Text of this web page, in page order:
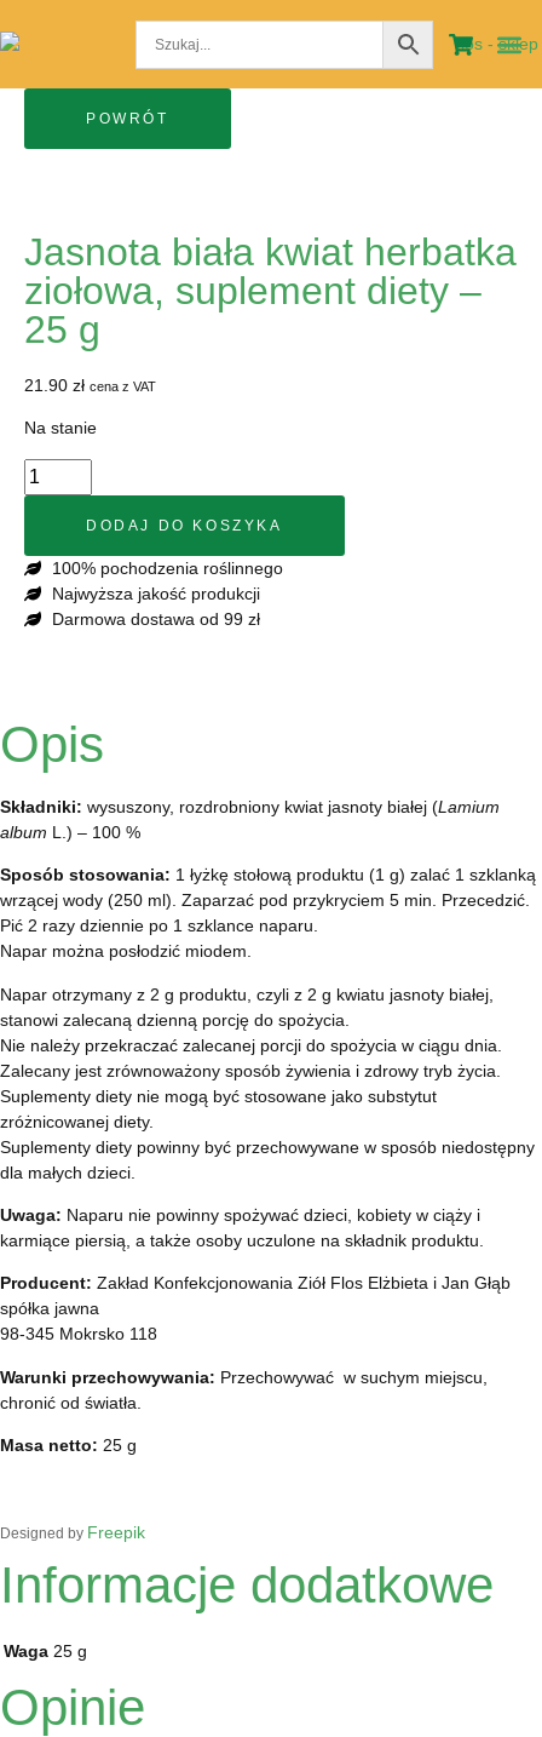
Jasnota biała kwiat herbatka
ziołowa, suplement diety –
25 g
21.90 zł cena z VAT
Na stanie
DODAJ DO KOSZYKA
100% pochodzenia roślinnego
Najwyższa jakość produkcji
Darmowa dostawa od 99 zł
Opis
Składniki: wysuszony, rozdrobniony kwiat jasnoty białej (Lamium
album L.) – 100 %
Sposób stosowania: 1 łyżkę stołową produktu (1 g) zalać 1 szklanką
wrzącej wody (250 ml). Zaparzać pod przykryciem 5 min. Przecedzić.
Pić 2 razy dziennie po 1 szklance naparu.
Napar można posłodzić miodem.
Napar otrzymany z 2 g produktu, czyli z 2 g kwiatu jasnoty białej,
stanowi zalecaną dzienną porcję do spożycia.
Nie należy przekraczać zalecanej porcji do spożycia w ciągu dnia.
Zalecany jest zrównoważony sposób żywienia i zdrowy tryb życia.
Suplementy diety nie mogą być stosowane jako substytut
zróżnicowanej diety.
Suplementy diety powinny być przechowywane w sposób niedostępny
dla małych dzieci.
Uwaga: Naparu nie powinny spożywać dzieci, kobiety w ciąży i
karmiące piersią, a także osoby uczulone na składnik produktu.
Producent: Zakład Konfekcjonowania Ziół Flos Elżbieta i Jan Głąb
spółka jawna
98-345 Mokrsko 118
Warunki przechowywania: Przechowywać w suchym miejscu,
chronić od światła.
Masa netto: 25 g
Designed by Freepik
Informacje dodatkowe
Waga 25 g
Opinie